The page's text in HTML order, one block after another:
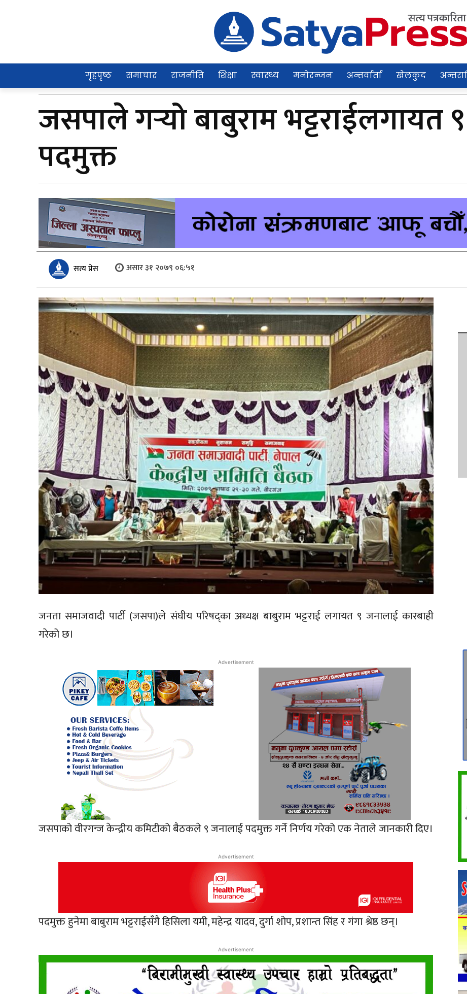
गृहपृष्ठ समाचार राजनीति शिक्षा स्वास्थ्य मनोरन्जन अन्तर्वार्ता खेलकुद
जसपाले गर्‍यो बाबुराम भट्टराईलगायत
पदमुक्त
सत्य प्रेस असार ३१ २०७९ ०६:५१
जनता समाजवादी पार्टी (जसपा)ले संघीय परिषद्का अध्यक्ष बाबुराम भट्टराई लगायत ९ जनालाई कारबाही
गरेको छ।
Advertisement
जसपाको वीरगन्ज केन्द्रीय कमिटीको बैठकले ९ जनालाई पदमुक्त गर्ने निर्णय गरेको एक नेताले जानकारी दिए।
Advertisement
पदमुक्त हुनेमा बाबुराम भट्टराईसँगै हिसिला यमी, महेन्द्र यादव, दुर्गा शोप, प्रशान्त सिंह र गंगा श्रेष्ठ छन्।
Advertisement